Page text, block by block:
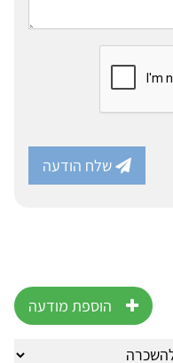
שלח הודעה
הוספת מודעה